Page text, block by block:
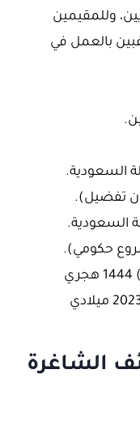
وللمقيمين
بالعمل في
السعودية.
تفضيل).
السعودية.
حكومي).
تاريخ نشر الإعلان: 9 شوال (10) 1444 هجري
الشاغرة